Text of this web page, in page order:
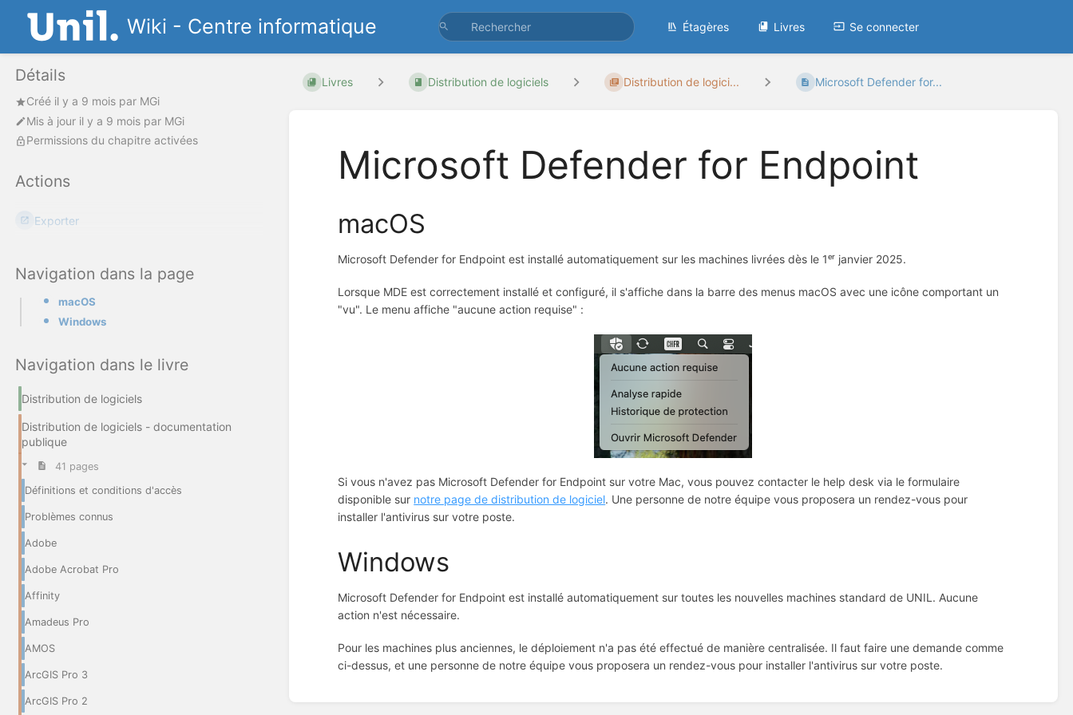
Wiki - Centre informatique Étagères Livres Se connecter
Détails
Créé il y a 9 mois par MGi
Mis à jour il y a 9 mois par MGi
Permissions du chapitre activées
Actions
Exporter
Navigation dans la page
macOS
Windows
Navigation dans le livre
Distribution de logiciels
Distribution de logiciels - documentation
publique
41 pages
Définitions et conditions d'accès
Problèmes connus
Adobe
Adobe Acrobat Pro
Affinity
Amadeus Pro
AMOS
ArcGIS Pro 3
ArcGIS Pro 2
Livres Distribution de logiciels Distribution de logici... Microsoft Defender for...
Microsoft Defender for Endpoint
macOS
Microsoft Defender for Endpoint est installé automatiquement sur les machines livrées dès le 1ᵉʳ janvier 2025.
Lorsque MDE est correctement installé et configuré, il s'affiche dans la barre des menus macOS avec une icône comportant un
"vu". Le menu affiche "aucune action requise" :
Si vous n'avez pas Microsoft Defender for Endpoint sur votre Mac, vous pouvez contacter le help desk via le formulaire
disponible sur notre page de distribution de logiciel. Une personne de notre équipe vous proposera un rendez-vous pour
installer l'antivirus sur votre poste.
Windows
Microsoft Defender for Endpoint est installé automatiquement sur toutes les nouvelles machines standard de UNIL. Aucune
action n'est nécessaire.
Pour les machines plus anciennes, le déploiement n'a pas été effectué de manière centralisée. Il faut faire une demande comme
ci-dessus, et une personne de notre équipe vous proposera un rendez-vous pour installer l'antivirus sur votre poste.